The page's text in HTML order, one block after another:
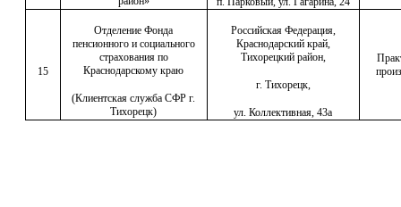
15
Отделение Фонда
пенсионного и социального
страхования по
Краснодарскому краю
(Клиентская служба СФР г.
Тихорецк)
Российская Федерация,
Краснодарский край,
Тихорецкий район,
г. Тихорецк,
ул. Коллективная, 43а